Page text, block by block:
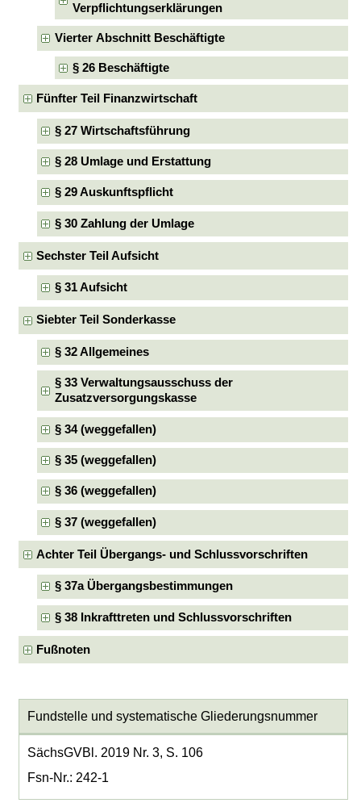
Verpflichtungserklärungen
Vierter Abschnitt Beschäftigte
§ 26 Beschäftigte
Fünfter Teil Finanzwirtschaft
§ 27 Wirtschaftsführung
§ 28 Umlage und Erstattung
§ 29 Auskunftspflicht
§ 30 Zahlung der Umlage
Sechster Teil Aufsicht
§ 31 Aufsicht
Siebter Teil Sonderkasse
§ 32 Allgemeines
§ 33 Verwaltungsausschuss der
Zusatzversorgungskasse
§ 34 (weggefallen)
§ 35 (weggefallen)
§ 36 (weggefallen)
§ 37 (weggefallen)
Achter Teil Übergangs- und Schlussvorschriften
§ 37a Übergangsbestimmungen
§ 38 Inkrafttreten und Schlussvorschriften
Fußnoten
Fundstelle und systematische Gliederungsnummer
SächsGVBl. 2019 Nr. 3, S. 106
Fsn-Nr.: 242-1